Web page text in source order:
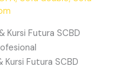
Kursi Futura SCBD
Kursi Futura SCBD